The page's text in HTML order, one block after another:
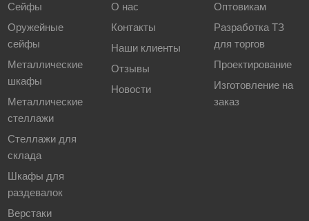
Сейфы
Оружейные
сейфы
Металлические
шкафы
Металлические
стеллажи
Стеллажи для
склада
Шкафы для
раздевалок
Верстаки
О нас
Контакты
Наши клиенты
Отзывы
Новости
Оптовикам
Разработка ТЗ
для торгов
Проектирование
Изготовление на
заказ